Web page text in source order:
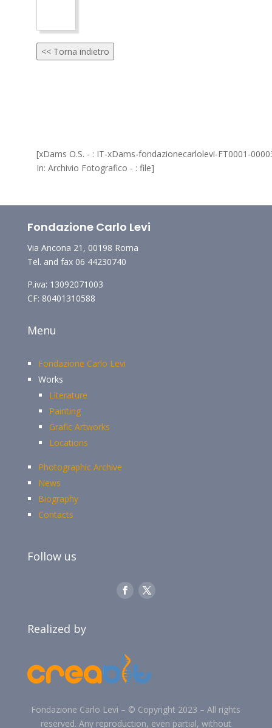
<< Torna indietro
[xDams O.S. - : IT-xDams-fondazionecarlolevi-FT0001-
In: Archivio Fotografico - : file]
Fondazione Carlo Levi
Via Ancona 21, 00198 Roma
Tel. and fax 06 44230740
P.iva: 13092071003
CF: 80401310588
Menu
Fondazione Carlo Levi
Works
Literature
Painting
Grafic Artworks
Locations
Photographic Archive
News
Biography
Contacts
Follow us
Realized by
Fondazione Carlo Levi – © Copyright 2023 –All rights
reserved. Any reproduction, even partial, without